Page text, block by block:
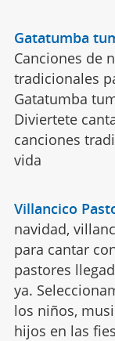
Gatatumba
Canciones de
tradicionales
Gatatumba
Diviertete
canciones
vida
Villancico
navidad,
para cantar
pastores
ya.
los niños,
hijos en las